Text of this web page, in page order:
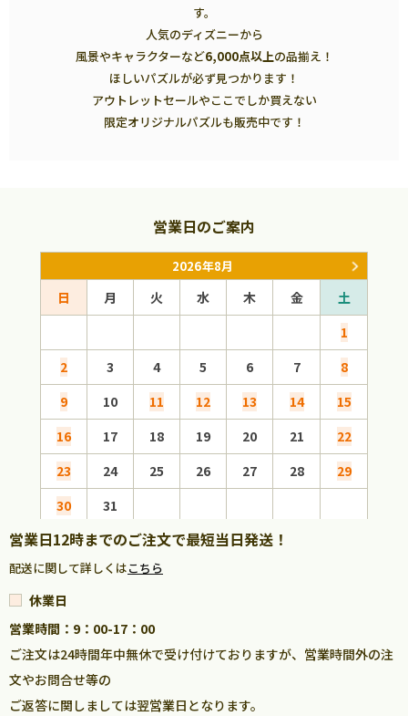
す。
人気のディズニーから
風景やキャラクターなど6,000点以上の品揃え！
ほしいパズルが必ず見つかります！
アウトレットセールやここでしか買えない
限定オリジナルパズルも販売中です！
営業日のご案内
2026年8月
日 月 火 水 木 金
土
1
2
3 4 5 6 7
8
9
10 11 12 13 14
15
16
17 18 19 20 21
22
23
24 25 26 27 28
29
30
31
営業日12時までのご注文で最短当日発送！
配送に関して詳しくはこちら
休業日
営業時間：9：00-17：00
ご注文は24時間年中無休で受け付けておりますが、営業時間外の注
文やお問合せ等の
ご返答に関しましては翌営業日となります。